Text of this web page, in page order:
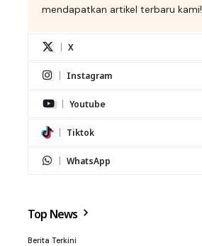
mendapatkan artikel terbaru kami!
X
Instagram
Youtube
Tiktok
WhatsApp
Top News
Berita Terkini